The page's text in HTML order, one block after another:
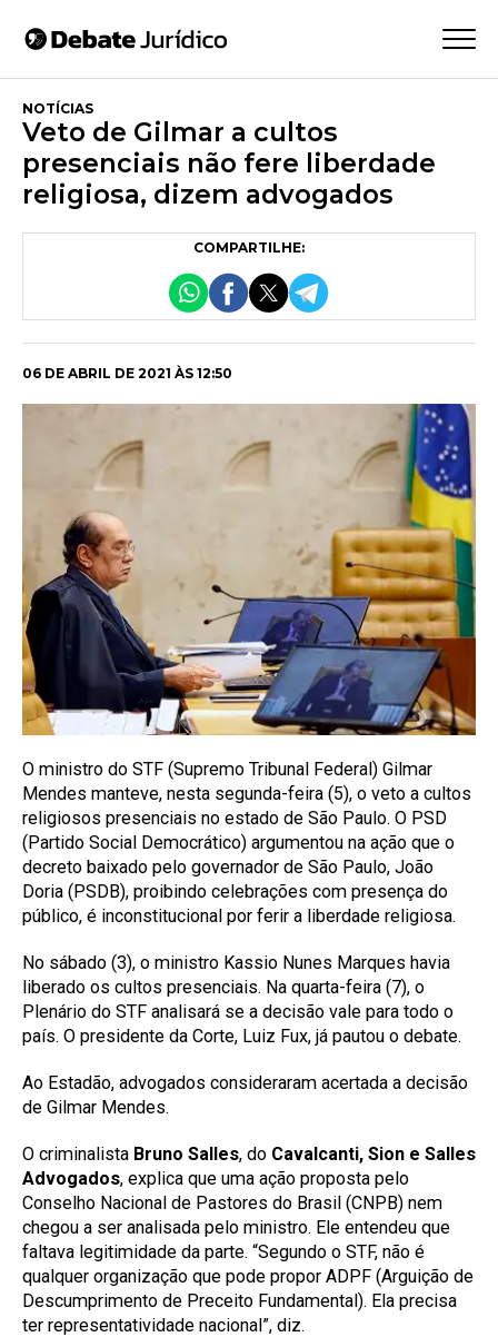
NOTÍCIAS
Veto de Gilmar a cultos
presenciais não fere liberdade
religiosa, dizem advogados
COMPARTILHE:
06 DE ABRIL DE 2021 ÀS 12:50
O ministro do STF (Supremo Tribunal Federal) Gilmar
Mendes manteve, nesta segunda-feira (5), o veto a cultos
religiosos presenciais no estado de São Paulo. O PSD
(Partido Social Democrático) argumentou na ação que o
decreto baixado pelo governador de São Paulo, João
Doria (PSDB), proibindo celebrações com presença do
público, é inconstitucional por ferir a liberdade religiosa.
No sábado (3), o ministro Kassio Nunes Marques havia
liberado os cultos presenciais. Na quarta-feira (7), o
Plenário do STF analisará se a decisão vale para todo o
país. O presidente da Corte, Luiz Fux, já pautou o debate.
Ao Estadão, advogados consideraram acertada a decisão
de Gilmar Mendes.
O criminalista Bruno Salles, do Cavalcanti, Sion e Salles
Advogados, explica que uma ação proposta pelo
Conselho Nacional de Pastores do Brasil (CNPB) nem
chegou a ser analisada pelo ministro. Ele entendeu que
faltava legitimidade da parte. “Segundo o STF, não é
qualquer organização que pode propor ADPF (Arguição de
Descumprimento de Preceito Fundamental). Ela precisa
ter representatividade nacional”, diz.